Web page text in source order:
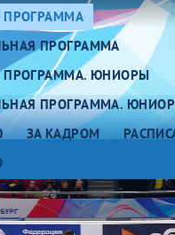
ПРОГРАММА
ПРОГРАММА
ПРОГРАММА. ЮНИОРЫ
ПРОГРАММА.
ЗА КАДРОМ